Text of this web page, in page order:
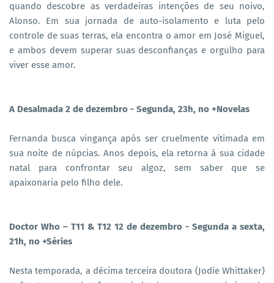
quando descobre as verdadeiras intenções de seu noivo,
Alonso. Em sua jornada de auto-isolamento e luta pelo
controle de suas terras, ela encontra o amor em José Miguel,
e ambos devem superar suas desconfianças e orgulho para
viver esse amor.
A Desalmada 2 de dezembro - Segunda, 23h, no +Novelas
Fernanda busca vingança após ser cruelmente vitimada em
sua noite de núpcias. Anos depois, ela retorna à sua cidade
natal para confrontar seu algoz, sem saber que se
apaixonaria pelo filho dele.
Doctor Who – T11 & T12 12 de dezembro - Segunda a sexta,
21h, no +Séries
Nesta temporada, a décima terceira doutora (Jodie Whittaker)